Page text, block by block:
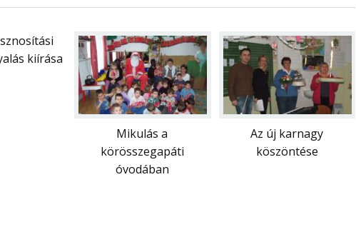
kiírása
Mikulás a
körösszegapáti
óvodában
Az új karnagy
köszöntése